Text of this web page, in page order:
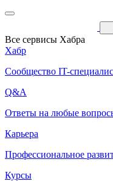
Все сервисы Хабра
Хабр
Сообщество IT-
Q&A
Ответы на любые
Карьера
Профессиональное
Курсы